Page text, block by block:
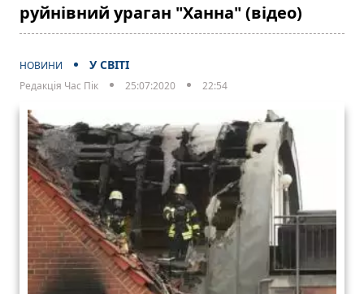
руйнівний ураган "Ханна" (відео)
НОВИНИ У СВІТІ
Редакція Час Пік 25:07:2020 22:54